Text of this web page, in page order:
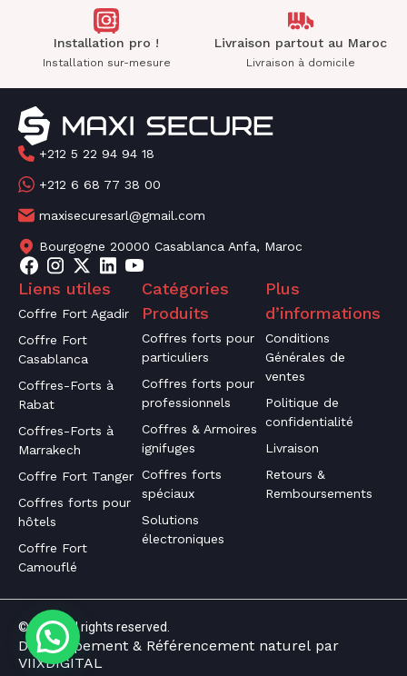
Installation pro !
Installation sur-mesure
Livraison partout au Maroc
Livraison à domicile
+212 5 22 94 94 18
+212 6 68 77 38 00
maxisecuresarl@gmail.com
Bourgogne 20000 Casablanca Anfa, Maroc
Liens utiles
Coffre Fort Agadir
Coffre Fort
Casablanca
Coffres-Forts à
Rabat
Coffres-Forts à
Marrakech
Coffre Fort Tanger
Coffres forts pour
hôtels
Coffre Fort
Camouflé
Catégories
Produits
Coffres forts pour
particuliers
Coffres forts pour
professionnels
Coffres & Armoires
ignifuges
Coffres forts
spéciaux
Solutions
électroniques
Plus
d’informations
Conditions
Générales de
ventes
Politique de
confidentialité
Livraison
Retours &
Remboursements
© 2026 All rights reserved.
Développement & Référencement naturel par
VIIXDIGITAL